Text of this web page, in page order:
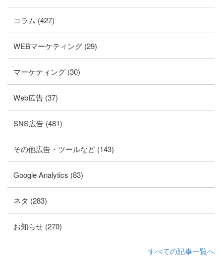
コラム (427)
WEBマーケティング (29)
マーケティング (30)
Web広告 (37)
SNS広告 (481)
その他広告・ツールなど (143)
Google Analytics (83)
ネタ (283)
お知らせ (270)
すべての記事一覧へ